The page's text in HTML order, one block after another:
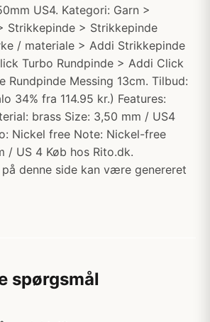
US4. Kategori: Garn >
Strikkepinde > Strikkepinde
/ materiale > Addi Strikkepinde
Turbo Rundpinde > Addi Click
Rundpinde Messing 13cm. Tilbud:
34% fra 114.95 kr.) Features:
brass Size: 3,50 mm / US4
Nickel free Note: Nickel-free
/ US 4 Køb hos Rito.dk.
denne side kan være genereret
spørgsmål